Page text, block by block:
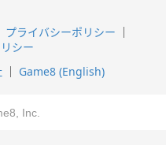
プライバシーポリシー
シー
Game8 (English)
Inc.